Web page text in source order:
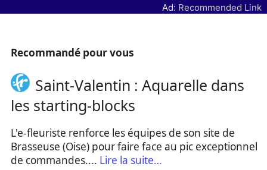
Ad: Recommended Link
Recommandé pour vous
Saint-Valentin : Aquarelle dans
les starting-blocks
L'e-fleuriste renforce les équipes de son site de
Brasseuse (Oise) pour faire face au pic exceptionnel
de commandes.... Lire la suite…